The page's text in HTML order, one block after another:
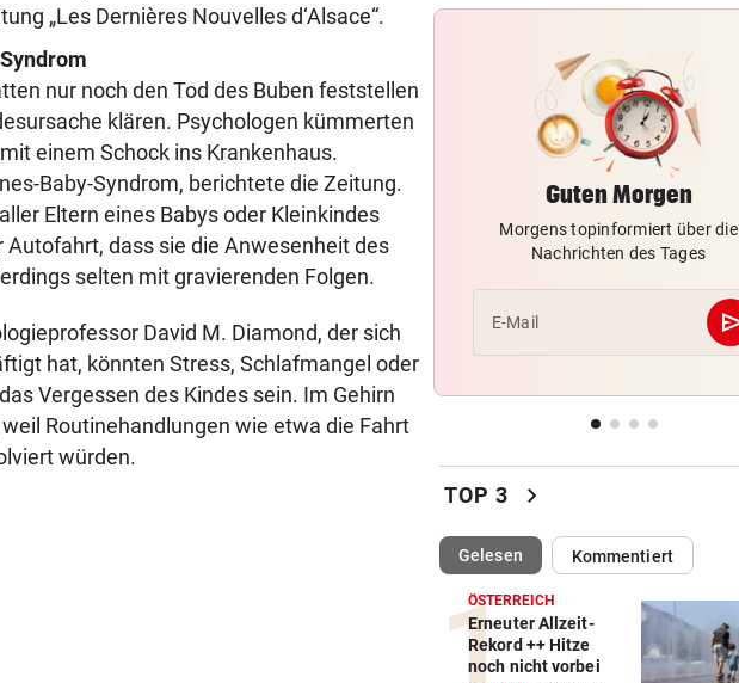
„Les Dernières Nouvelles d‘Alsace“.
nur noch den Tod des Buben feststellen
klären. Psychologen kümmerten
einem Schock ins Krankenhaus.
Baby-Syndrom, berichtete die Zeitung.
Eltern eines Babys oder Kleinkindes
dass sie die Anwesenheit des
selten mit gravierenden Folgen.
David M. Diamond, der sich
hat, könnten Stress, Schlafmangel oder
Vergessen des Kindes sein. Im Gehirn
Routinehandlungen wie etwa die Fahrt
würden.
„STIMMT ABER NICHT“ vor
Gusenbauer austeilt
SOMMERCUP 2026 vor
LIVE: Harder Handballfest mit
Kiel, Lemgo & Kriens
SETZT SICH ZUR WEHR vor
Tourismus, Vandalen: Kuriose
Regeln in Italien
vor
Menschen: Eingefangen!
Kanzler entschuldigt sich:
Satz ist falsch“
FEUERWEHR-AUSSTATTER
Waldbrände „befeuern“ das
Geschäft von Rosenbauer
PLÖTZLICH MIT DABEI vor
Guten Morgen
Morgens topinformiert über die
Nachrichten des Tages
E-Mail
TOP 3 chevron_right
Gelesen(ausgewählt)Kommentiert
ÖSTERREICH
Erneuter Allzeit-
Rekord ++ Hitze
noch nicht vorbei